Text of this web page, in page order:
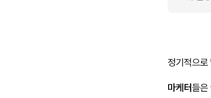
정기적으
마케터들은